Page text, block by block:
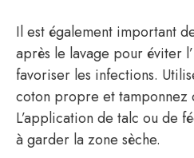
Il est également important
après le lavage pour éviter
favoriser les infections.
coton propre et tamponnez
L’application de talc ou de
à garder la zone sèche.